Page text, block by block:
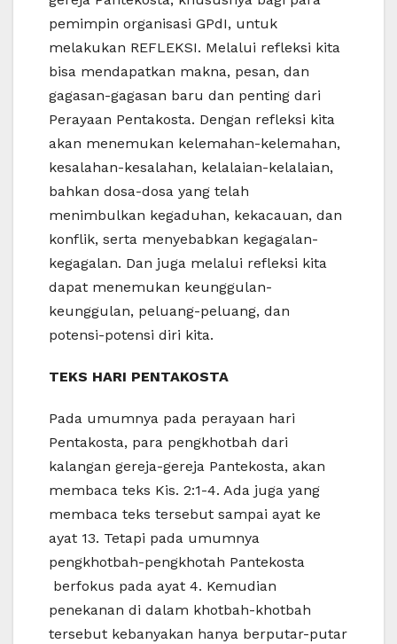
pemimpin organisasi GPdI, untuk
melakukan REFLEKSI. Melalui refleksi kita
bisa mendapatkan makna, pesan, dan
gagasan-gagasan baru dan penting dari
Perayaan Pentakosta. Dengan refleksi kita
akan menemukan kelemahan-kelemahan,
kesalahan-kesalahan, kelalaian-kelalaian,
bahkan dosa-dosa yang telah
menimbulkan kegaduhan, kekacauan, dan
konflik, serta menyebabkan kegagalan-
kegagalan. Dan juga melalui refleksi kita
dapat menemukan keunggulan-
keunggulan, peluang-peluang, dan
potensi-potensi diri kita.
TEKS HARI PENTAKOSTA
Pada umumnya pada perayaan hari
Pentakosta, para pengkhotbah dari
kalangan gereja-gereja Pantekosta, akan
membaca teks Kis. 2:1-4. Ada juga yang
membaca teks tersebut sampai ayat ke
ayat 13. Tetapi pada umumnya
pengkhotbah-pengkhotah Pantekosta
berfokus pada ayat 4. Kemudian
penekanan di dalam khotbah-khotbah
tersebut kebanyakan hanya berputar-putar